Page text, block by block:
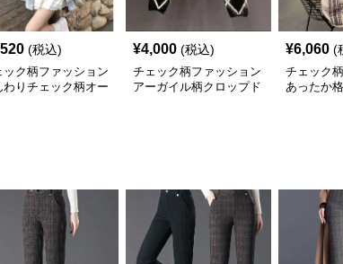
(税込)
ック柄ファッション
わりチェック柄オー
¥4,000 (税込)
チェック柄ファッション
アーガイル柄クロップド
¥6,060 (
チェック
あったか